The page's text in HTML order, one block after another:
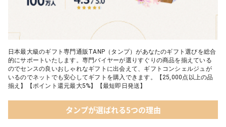
日本最大級のギフト専門通販TANP（タンプ）があなたのギフト選びを総合
的にサポートいたします。専門バイヤーが選りすぐりの商品を揃えている
のでセンスの良いおしゃれなギフトに出会えて、ギフトコンシェルジュが
いるのでネットでも安心してギフトを購入できます。【25,000点以上の品
揃え】【ポイント還元最大5%】【最短即日発送】
タンプが選ばれる5つの理由